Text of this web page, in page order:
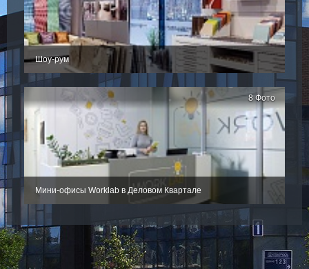
Шоу-рум
Мини-офисы Worklab в Деловом Квартале
8 Фото